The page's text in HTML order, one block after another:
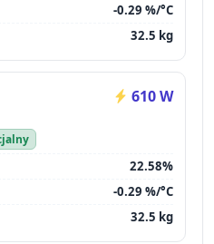
-0.29 %/°C
32.5 kg
610 W
22.58%
-0.29 %/°C
32.5 kg